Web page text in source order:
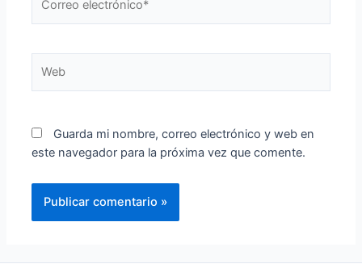
electrónico*
Guarda mi nombre, correo electrónico y web en
este navegador para la próxima vez que comente.